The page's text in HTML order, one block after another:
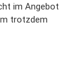
im Angebot
trotzdem